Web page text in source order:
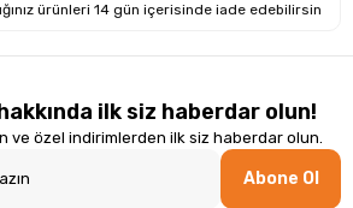
ürünleri 14 gün içerisinde iade edebilirsin
ilk siz haberdar olun!
ve özel indirimlerden ilk siz haberdar olun.
Abone Ol